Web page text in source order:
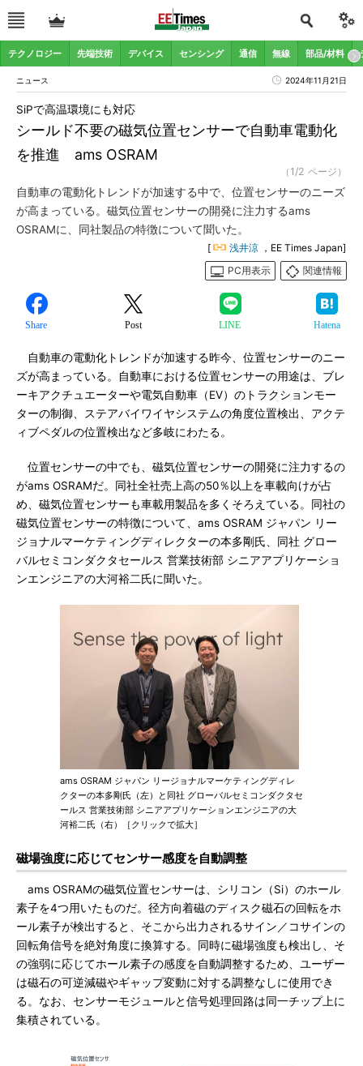
テクノロジー 先端技術 デバイス センシング 通信 無線 部品/材料
ニュース 2024年11月21日
シールド不要の磁気位置センサーで自動車電動化
を推進 ams OSRAM
SiPで高温環境にも対応
（1/2 ページ）
自動車の電動化トレンドが加速する中で、位置センサーのニーズ
が高まっている。磁気位置センサーの開発に注力するams
OSRAMに、同社製品の特徴について聞いた。
[ 浅井涼 ，EE Times Japan]
PC用表示
関連情報
Share Post LINE Hatena
自動車の電動化トレンドが加速する昨今、位置センサーのニー
ズが高まっている。自動車における位置センサーの用途は、ブレ
ーキアクチュエーターや電気自動車（EV）のトラクションモー
ターの制御、ステアバイワイヤシステムの角度位置検出、アクテ
ィブペダルの位置検出など多岐にわたる。
位置センサーの中でも、磁気位置センサーの開発に注力するの
がams OSRAMだ。同社全社売上高の50％以上を車載向けが占
め、磁気位置センサーも車載用製品を多くそろえている。同社の
磁気位置センサーの特徴について、ams OSRAM ジャパン リー
ジョナルマーケティングディレクターの本多剛氏、同社 グロー
バルセミコンダクタセールス 営業技術部 シニアアプリケーショ
ンエンジニアの大河裕二氏に聞いた。
ams OSRAM ジャパン リージョナルマーケティングディレ
クターの本多剛氏（左）と同社 グローバルセミコンダクタセ
ールス 営業技術部 シニアアプリケーションエンジニアの大
河裕二氏（右）［クリックで拡大］
磁場強度に応じてセンサー感度を自動調整
ams OSRAMの磁気位置センサーは、シリコン（Si）のホール
素子を4つ用いたものだ。径方向着磁のディスク磁石の回転をホ
ール素子が検出すると、そこから出力されるサイン／コサインの
回転角信号を絶対角度に換算する。同時に磁場強度も検出し、そ
の強弱に応じてホール素子の感度を自動調整するため、ユーザー
は磁石の可逆減磁やギャップ変動に対する調整なしに使用でき
る。なお、センサーモジュールと信号処理回路は同一チップ上に
集積されている。